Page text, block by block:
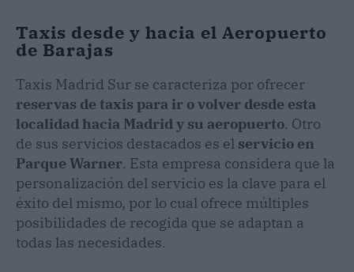
Taxis desde y hacia el Aeropuerto
de Barajas
Taxis Madrid Sur se caracteriza por ofrecer
reservas de taxis para ir o volver desde esta
localidad hacia Madrid y su aeropuerto. Otro
de sus servicios destacados es el servicio en
Parque Warner. Esta empresa considera que la
personalización del servicio es la clave para el
éxito del mismo, por lo cual ofrece múltiples
posibilidades de recogida que se adaptan a
todas las necesidades.